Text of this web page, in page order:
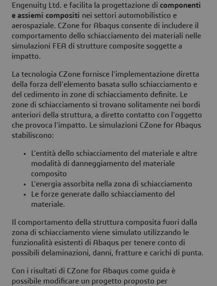
Engenuity Ltd. e facilita la progettazione di componenti
e assiemi compositi nei settori automobilistico e
aerospaziale. CZone for Abaqus consente di includere il
comportamento dello schiacciamento dei materiali nelle
simulazioni FEA di strutture composite soggette a
impatto.
La tecnologia CZone fornisce l'implementazione diretta
della forza dell'elemento basata sullo schiacciamento e
del cedimento in zone di schiacciamento definite. Le
zone di schiacciamento si trovano solitamente nei bordi
anteriori della struttura, a diretto contatto con l'oggetto
che provoca l'impatto. Le simulazioni CZone for Abaqus
stabiliscono:
L'entità dello schiacciamento del materiale e altre
modalità di danneggiamento del materiale
composito
L'energia assorbita nella zona di schiacciamento
Le forze generate dallo schiacciamento del
materiale.
Il comportamento della struttura composita fuori dalla
zona di schiacciamento viene simulato utilizzando le
funzionalità esistenti di Abaqus per tenere conto di
possibili delaminazioni, danni, fratture e carichi di punta.
Con i risultati di CZone for Abaqus come guida è
possibile modificare un progetto proposto per